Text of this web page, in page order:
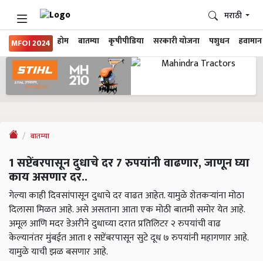
MFOI 2024 होम बातम्या कृषीपीडिया सरकारी योजना पशुधन हवामान
मराठी
बातम्या
1 सप्टेंबरपासून दुधाचे दर 7 रुपयांनी वाढणार, जाणून घ्या
काय असणार दर..
गेल्या काही दिवसांपासून दुधाचे दर वाढत आहेत. यामुळे शेतकऱ्यांना मोठा
दिलासा मिळत आहे. असे असताना आता एक मोठी बातमी समोर येत आहे.
अमूल आणि मदर डेअरीने दुधाच्या दरात प्रतिलिटर २ रुपयांची वाढ
केल्यानंतर मुंबईत आता १ सप्टेंबरपासून सुटे दूध ७ रुपयांनी महागणार आहे.
यामुळे याची झळ बसणार आहे.